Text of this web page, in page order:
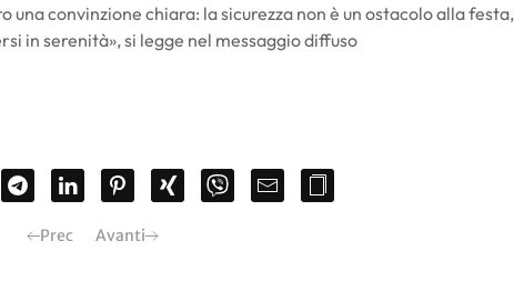
una convinzione chiara: la sicurezza non è un ostacolo alla festa,
in serenità», si legge nel messaggio diffuso
Prec Avanti